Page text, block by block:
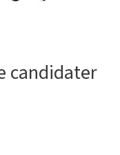
candidater